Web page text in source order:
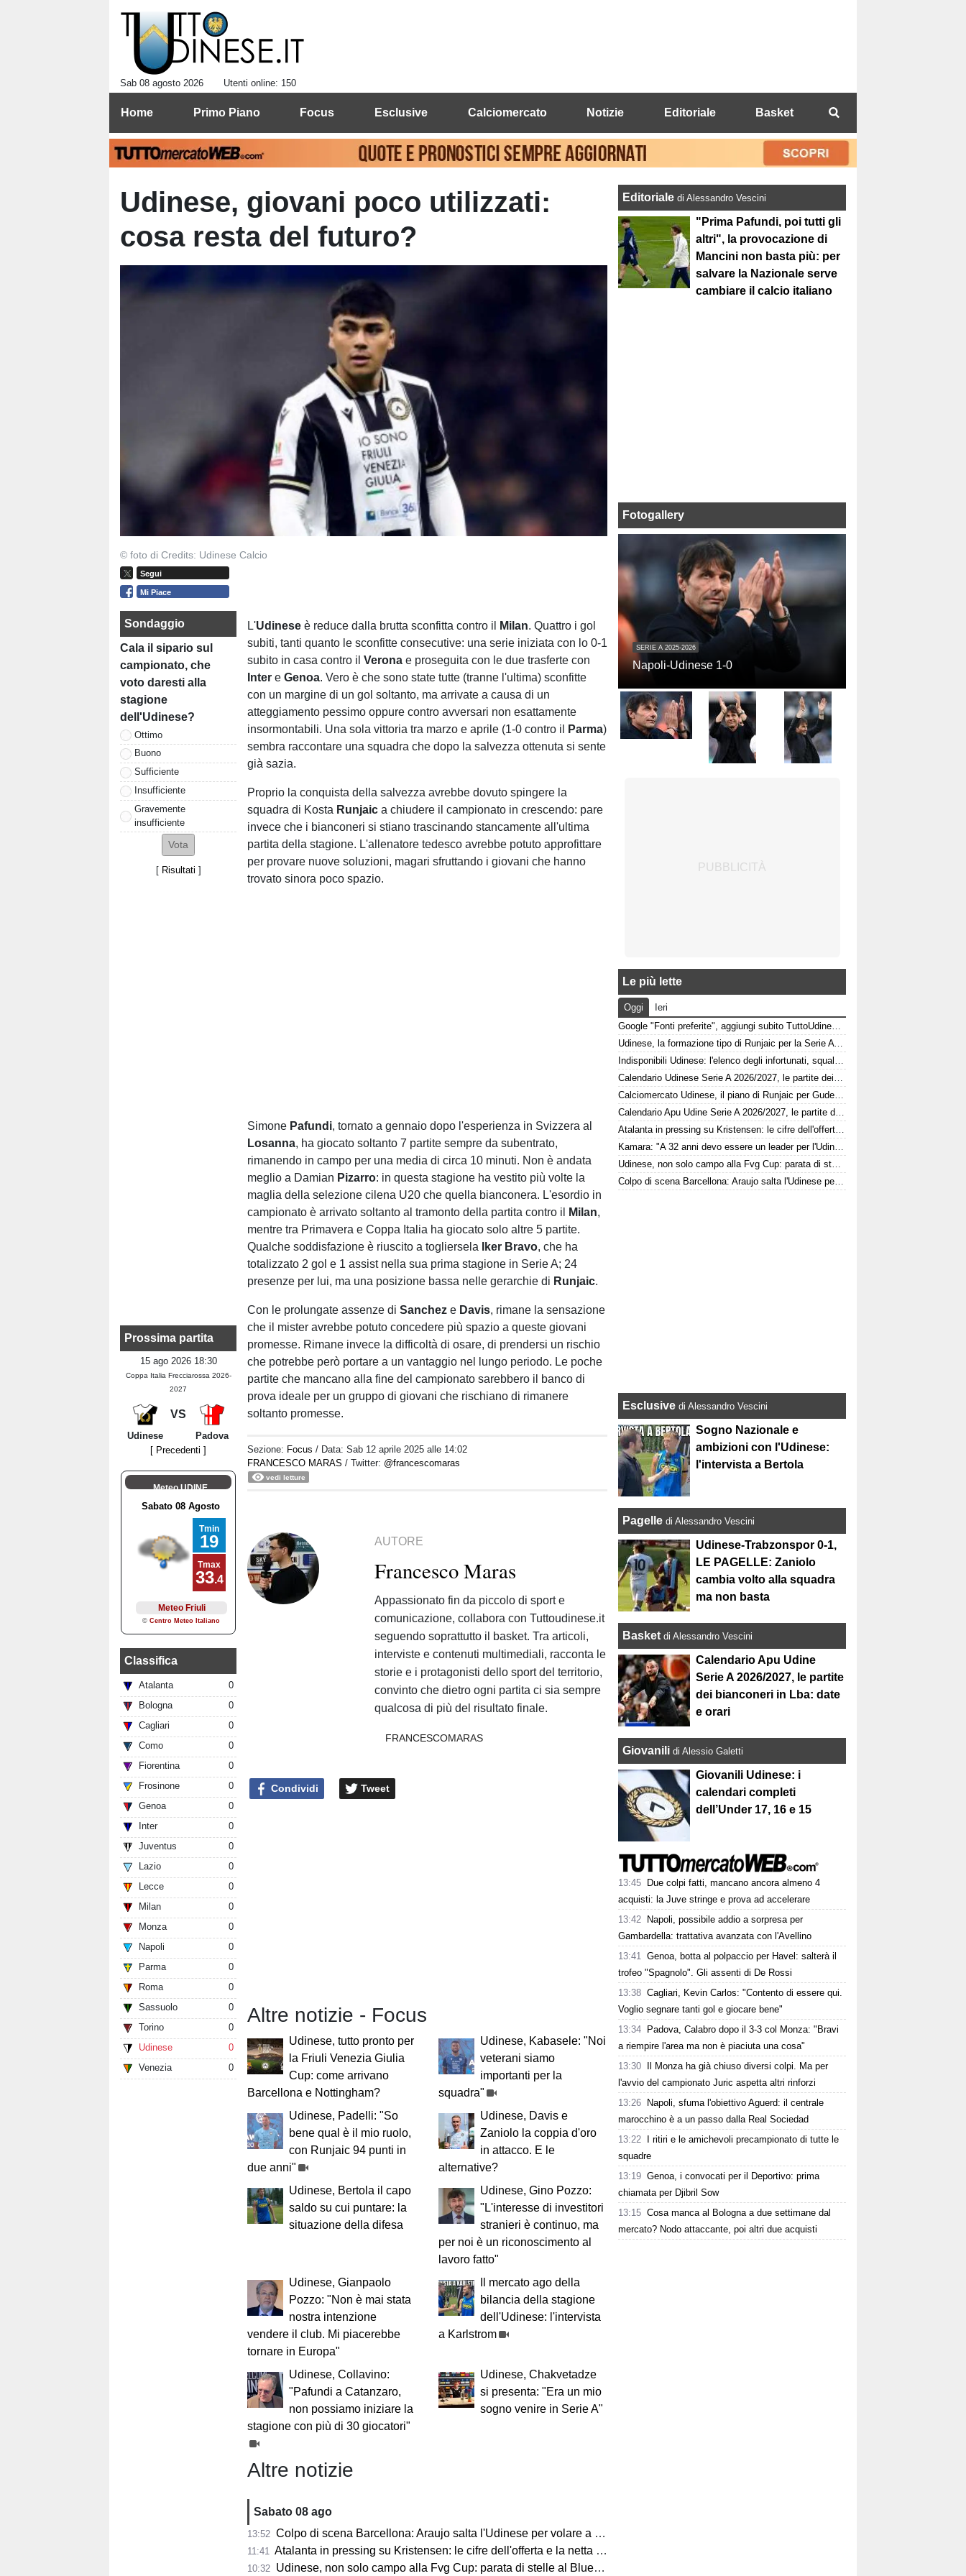
Sab 08 agosto 2026 Utenti online: 150
Home Primo Piano Focus Esclusive Calciomercato Notizie Editoriale Basket
Udinese, giovani poco utilizzati:
cosa resta del futuro?
© foto di Credits: Udinese Calcio
Segui
Mi Piace
Sondaggio
Cala il sipario sul
campionato, che
voto daresti alla
stagione
dell'Udinese?
Ottimo
Buono
Sufficiente
Insufficiente
Gravemente
insufficiente
[ Risultati ]
Prossima partita
15 ago 2026 18:30
Coppa Italia Frecciarossa 2026-
2027
VS
Udinese
Padova
[ Precedenti ]
Meteo UDINE
Classifica
Atalanta
0
Bologna
0
Cagliari
0
Como
0
Fiorentina
0
Frosinone
0
Genoa
0
Inter
0
Juventus
0
Lazio
0
Lecce
0
Milan
0
Monza
0
Napoli
0
Parma
0
Roma
0
Sassuolo
0
Torino
0
Udinese
0
Venezia
0
L'Udinese è reduce dalla brutta sconfitta contro il Milan. Quattro i gol
subiti, tanti quanto le sconfitte consecutive: una serie iniziata con lo 0-1
subito in casa contro ilVeronae proseguita con le due trasferte con
IntereGenoa. Vero è che sono state tutte (tranne l'ultima) sconfitte
con un margine di un gol soltanto, ma arrivate a causa di un
atteggiamento pessimo oppure contro avversari non esattamente
insormontabili. Una sola vittoria tra marzo e aprile (1-0 contro il
Parma)
sembra raccontare una squadra che dopo la salvezza ottenuta si sente
già sazia.
Proprio la conquista della salvezza avrebbe dovuto spingere la
squadra di Kosta Runjaica chiudere il campionato in crescendo: pare
invece che i bianconeri si stiano trascinando stancamente all'ultima
partita della stagione. L'allenatore tedesco avrebbe potuto approfittare
per provare nuove soluzioni, magari sfruttando i giovani che hanno
trovato sinora poco spazio.
Simone Pafundi, tornato a gennaio dopo l'esperienza in Svizzera al
Losanna, ha giocato soltanto 7 partite sempre da subentrato,
rimanendo in campo per una media di circa 10 minuti. Non è andata
meglio a Damian Pizarro: in questa stagione ha vestito più volte la
maglia della selezione cilena U20 che quella bianconera. L'esordio in
campionato è arrivato soltanto al tramonto della partita contro il
Milan,
mentre tra Primavera e Coppa Italia ha giocato solo altre 5 partite.
Qualche soddisfazione è riuscito a togliersela
Iker Bravo, che ha
totalizzato 2 gol e 1 assist nella sua prima stagione in Serie A; 24
presenze per lui, ma una posizione bassa nelle gerarchie di Runjaic.
Con le prolungate assenze diSancheze Davis, rimane la sensazione
che il mister avrebbe potuto concedere più spazio a queste giovani
promesse. Rimane invece la difficoltà di osare, di prendersi un rischio
che potrebbe però portare a un vantaggio nel lungo periodo. Le poche
partite che mancano alla fine del campionato sarebbero il banco di
prova ideale per un gruppo di giovani che rischiano di rimanere
soltanto promesse.
Sezione: Focus / Data:Sab 12 aprile 2025 alle 14:02
FRANCESCO MARAS / Twitter: @francescomaras
vedi letture
AUTORE
Francesco Maras
Appassionato fin da piccolo di sport e
comunicazione, collabora con Tuttoudinese.it
seguendo soprattutto il basket. Tra articoli,
interviste e contenuti multimediali, racconta le
storie e i protagonisti dello sport del territorio,
convinto che dietro ogni partita ci sia sempre
qualcosa di più del risultato finale.
FRANCESCOMARAS
Condividi Tweet
Altre notizie - Focus
Udinese, tutto pronto per
la Friuli Venezia Giulia
Cup: come arrivano
Barcellona e Nottingham?
Udinese, Kabasele: "Noi
veterani siamo
importanti per la
squadra"
Udinese, Padelli: "So
bene qual è il mio ruolo,
con Runjaic 94 punti in
due anni"
Udinese, Davis e
Zaniolo la coppia d'oro
in attacco. E le
alternative?
Udinese, Bertola il capo
saldo su cui puntare: la
situazione della difesa
Udinese, Gino Pozzo:
"L'interesse di investitori
stranieri è continuo, ma
per noi è un riconoscimento al
lavoro fatto"
Udinese, Gianpaolo
Pozzo: "Non è mai stata
nostra intenzione
vendere il club. Mi piacerebbe
tornare in Europa"
Il mercato ago della
bilancia della stagione
dell'Udinese: l'intervista
a Karlstrom
Udinese, Collavino:
"Pafundi a Catanzaro,
non possiamo iniziare la
stagione con più di 30 giocatori"
Udinese, Chakvetadze
si presenta: "Era un mio
sogno venire in Serie A"
Altre notizie
Sabato 08 ago
13:52 Colpo di scena Barcellona: Araujo salta l'Udinese per volare a Liverpool! Le 3 assenze di Flick
11:41 Atalanta in pressing su Kristensen: le cifre dell'offerta e la netta condizione dell'Udinese
10:32 Udinese, non solo campo alla Fvg Cup: parata di stelle al Bluenergy Stadium
Editorialedi Alessandro Vescini
"Prima Pafundi, poi tutti gli
altri", la provocazione di
Mancini non basta più: per
salvare la Nazionale serve
cambiare il calcio italiano
Fotogallery
SERIE A 2025-2026
Napoli-Udinese 1-0
Le più lette
Oggi
Ieri
Google "Fonti preferite", aggiungi subito TuttoUdinese e personalizza le tue notizie
Udinese, la formazione tipo di Runjaic per la Serie A 2026/2027
Indisponibili Udinese: l'elenco degli infortunati, squalificati e diffidati
Calendario Udinese Serie A 2026/2027, le partite dei bianconeri: date e orari
Calciomercato Udinese, il piano di Runjaic per Gudelj: l'ex Siviglia avrà un nuovo ruolo
Calendario Apu Udine Serie A 2026/2027, le partite dei bianconeri in Lba: date e orari
Atalanta in pressing su Kristensen: le cifre dell'offerta e la netta condizione dell'Udinese
Kamara: "A 32 anni devo essere un leader per l'Udinese, Zaniolo ha fatto un'ottima scelta"
Udinese, non solo campo alla Fvg Cup: parata di stelle al Bluenergy Stadium
Colpo di scena Barcellona: Araujo salta l'Udinese per volare a Liverpool! Le 3 assenze di Flick
Esclusive di Alessandro Vescini
Sogno Nazionale e
ambizioni con l'Udinese:
l'intervista a Bertola
Pagelle di Alessandro Vescini
Udinese-Trabzonspor 0-1,
LE PAGELLE: Zaniolo
cambia volto alla squadra
ma non basta
Basket di Alessandro Vescini
Calendario Apu Udine
Serie A 2026/2027, le partite
dei bianconeri in Lba: date
e orari
Giovanili di Alessio Galetti
Giovanili Udinese: i
calendari completi
dell’Under 17, 16 e 15
13:45
Due colpi fatti, mancano ancora almeno 4
acquisti: la Juve stringe e prova ad accelerare
13:42
Napoli, possibile addio a sorpresa per
Gambardella: trattativa avanzata con l'Avellino
13:41 Genoa, botta al polpaccio per Havel: salterà il
trofeo "Spagnolo". Gli assenti di De Rossi
13:38 Cagliari, Kevin Carlos: "Contento di essere qui.
Voglio segnare tanti gol e giocare bene"
13:34
Padova, Calabro dopo il 3-3 col Monza: "Bravi
a riempire l'area ma non è piaciuta una cosa"
13:30
Il Monza ha già chiuso diversi colpi. Ma per
l'avvio del campionato Juric aspetta altri rinforzi
13:26
Napoli, sfuma l'obiettivo Aguerd: il centrale
marocchino è a un passo dalla Real Sociedad
13:22
I ritiri e le amichevoli precampionato di tutte le
squadre
13:19 Genoa, i convocati per il Deportivo: prima
chiamata per Djibril Sow
13:15 Cosa manca al Bologna a due settimane dal
mercato? Nodo attaccante, poi altri due acquisti